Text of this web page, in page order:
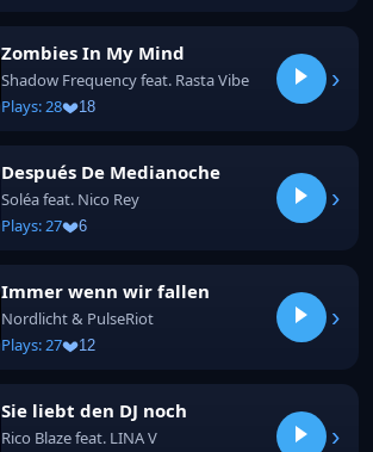
Zombies In My Mind
Shadow Frequency feat. Rasta Vibe
Plays: 28
18
›
Después De Medianoche
Soléa feat. Nico Rey
Plays: 27
6
›
Immer wenn wir fallen
Nordlicht & PulseRiot
Plays: 27
12
›
Sie liebt den DJ noch
Rico Blaze feat. LINA V
›